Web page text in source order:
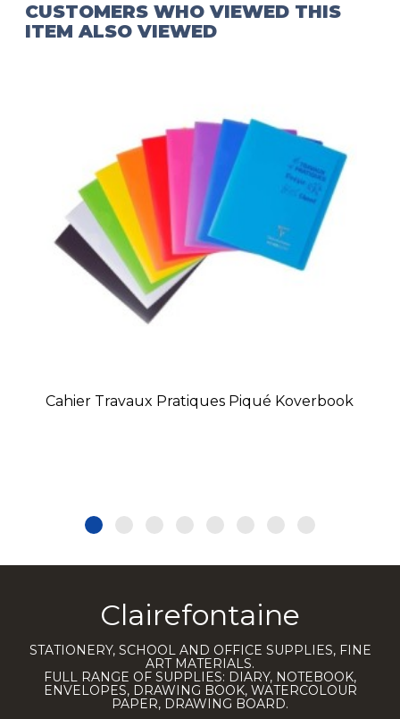
CUSTOMERS WHO VIEWED THIS
ITEM ALSO VIEWED
Cahier Travaux Pratiques Piqué Koverbook
Clairefontaine
STATIONERY, SCHOOL AND OFFICE SUPPLIES, FINE
ART MATERIALS.
FULL RANGE OF SUPPLIES: DIARY, NOTEBOOK,
ENVELOPES, DRAWING BOOK, WATERCOLOUR
PAPER, DRAWING BOARD.